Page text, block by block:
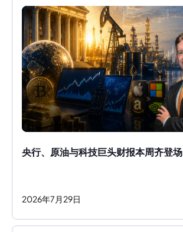
央行、原油与科技巨头财报本周齐登场
2026年7 月 29日